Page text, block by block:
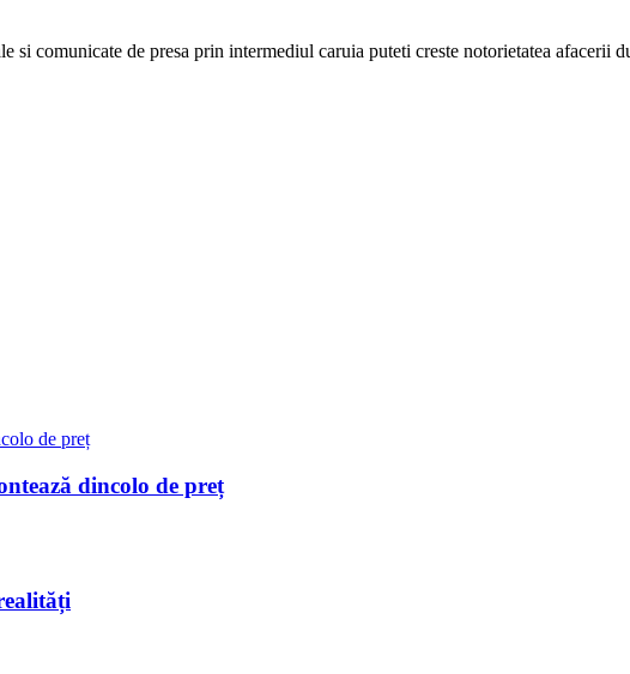
comunicate de presa prin intermediul caruia puteti creste notorietatea afacerii
dincolo de preț